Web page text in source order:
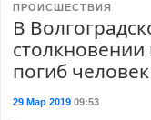
ПРОИСШЕСТВИЯ
В
погиб человек
29 Мар 201909:53